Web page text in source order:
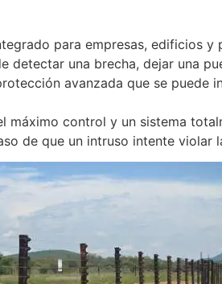
para empresas, edificios y
detectar una brecha, dejar una
avanzada que se puede
máximo control y un sistema
de que un intruso intente violar